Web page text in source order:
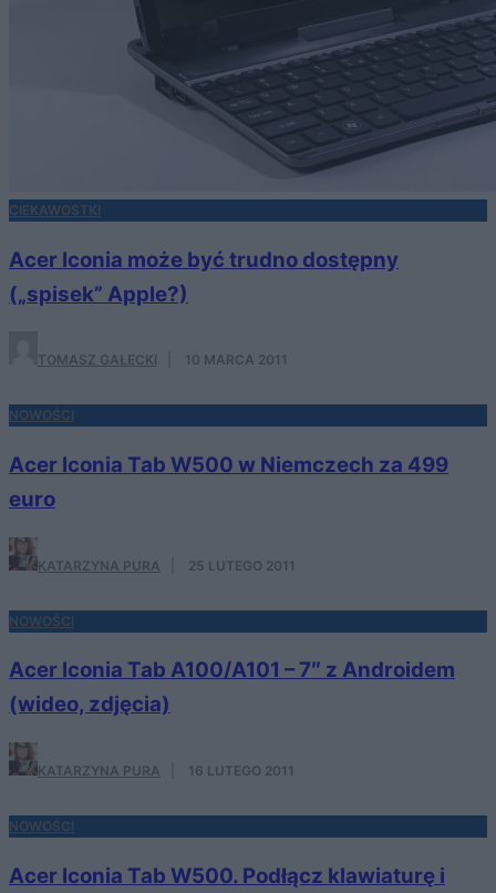
CIEKAWOSTKI
Acer Iconia może być trudno dostępny
(„spisek” Apple?)
TOMASZ GAŁECKI 10 MARCA 2011
NOWOŚCI
Acer Iconia Tab W500 w Niemczech za 499
euro
KATARZYNA PURA 25 LUTEGO 2011
NOWOŚCI
Acer Iconia Tab A100/A101 – 7″ z Androidem
(wideo, zdjęcia)
KATARZYNA PURA 16 LUTEGO 2011
NOWOŚCI
Acer Iconia Tab W500. Podłącz klawiaturę i